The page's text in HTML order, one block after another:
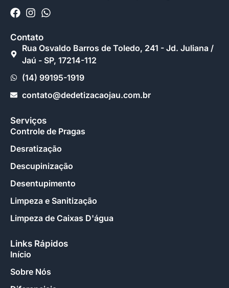
Contato
Rua Osvaldo Barros de Toledo, 241 - Jd. Juliana /
Jaú - SP, 17214-112
(14) 99195-1919
contato@dedetizacaojau.com.br
Serviços
Controle de Pragas
Desratização
Descupinização
Desentupimento
Limpeza e Sanitização
Limpeza de Caixas D'água
Links Rápidos
Início
Sobre Nós